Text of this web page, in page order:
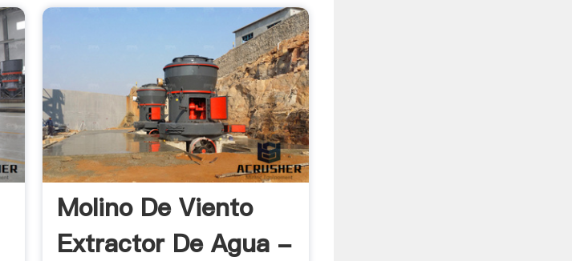
Molino De Viento
Extractor De Agua -